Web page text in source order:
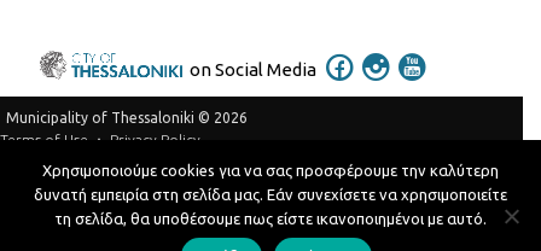
on Social Media
Municipality of Thessaloniki © 2026
Terms of Use
Privacy Policy
Telephone Catalog
Developed byMyCompany Projects
Χρησιμοποιούμε cookies για να σας προσφέρουμε την καλύτερη
δυνατή εμπειρία στη σελίδα μας. Εάν συνεχίσετε να χρησιμοποιείτε
τη σελίδα, θα υποθέσουμε πως είστε ικανοποιημένοι με αυτό.